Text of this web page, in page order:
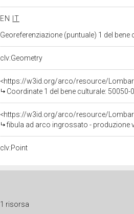
EN
IT
Georeferenziazione (puntuale) 1 del
clv:Geometry
<https://w3id.org/arco/resource/
Coordinate 1 del bene culturale: 50050-
<https://w3id.org/arco/resource/
fibula ad arco ingrossato - produzione
clv:Point
1 risorsa